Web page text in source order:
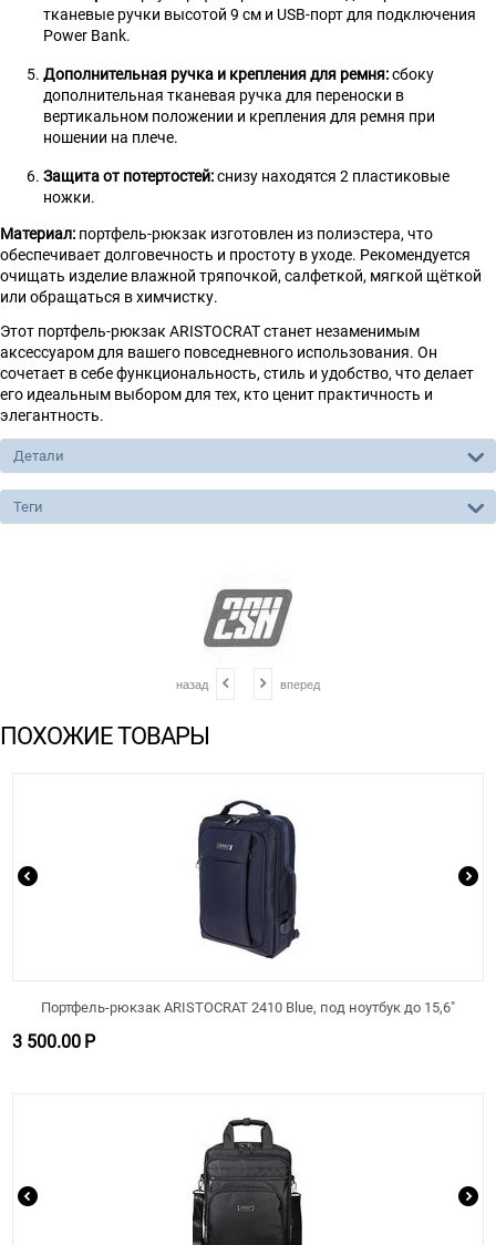
тканевые ручки высотой 9 см и USB-порт для подключения
Power Bank.
Дополнительная ручка и крепления для ремня:сбоку
дополнительная тканевая ручка для переноски в
вертикальном положении и крепления для ремня при
ношении на плече.
Защита от потертостей:снизу находятся 2 пластиковые
ножки.
Материал: портфель-рюкзак изготовлен из полиэстера, что
обеспечивает долговечность и простоту в уходе. Рекомендуется
очищать изделие влажной тряпочкой, салфеткой, мягкой щёткой
или обращаться в химчистку.
Этот портфель-рюкзак ARISTOCRAT станет незаменимым
аксессуаром для вашего повседневного использования. Он
сочетает в себе функциональность, стиль и удобство, что делает
его идеальным выбором для тех, кто ценит практичность и
элегантность.
Детали
Теги
назад вперед
ПОХОЖИЕ ТОВАРЫ
Портфель-рюкзак ARISTOCRAT 2410 Blue, под ноутбук до 15,6"
3 500.00 Р